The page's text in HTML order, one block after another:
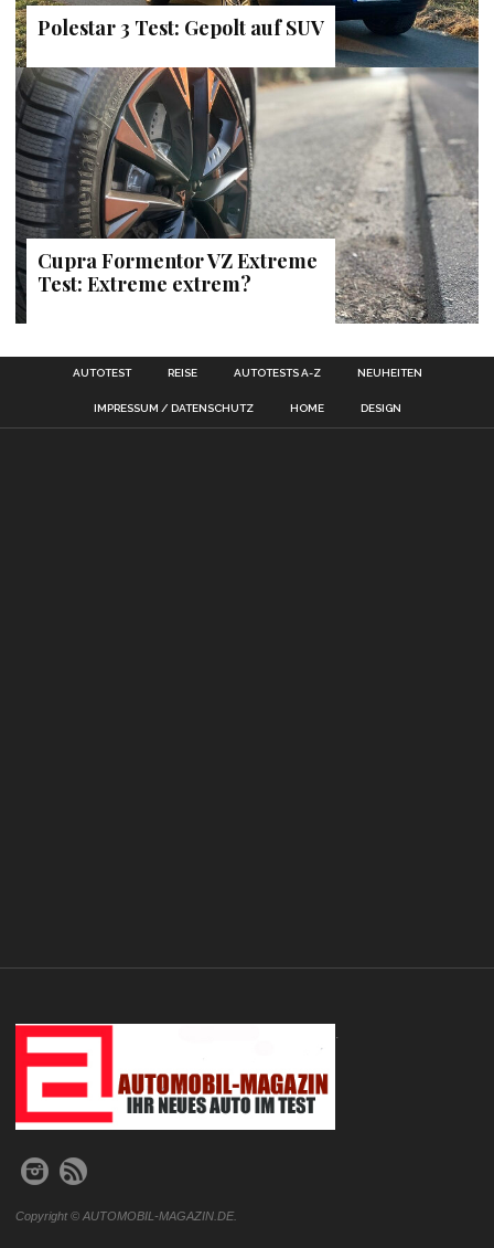
Polestar 3 Test: Gepolt auf SUV
Cupra Formentor VZ Extreme
Test: Extreme extrem?
AUTOTEST REISE AUTOTESTS A-Z NEUHEITEN
IMPRESSUM / DATENSCHUTZ HOME DESIGN
Copyright © AUTOMOBIL-MAGAZIN.DE.